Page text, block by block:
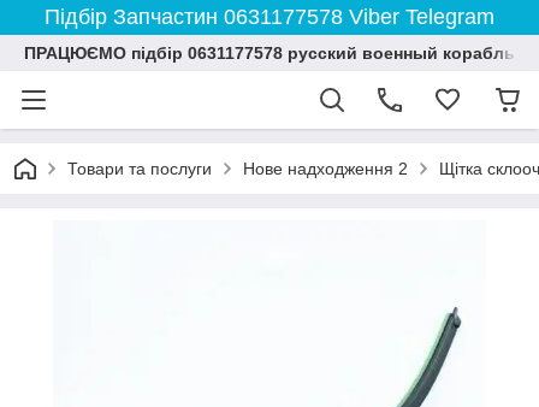
Підбір Запчастин 0631177578 Viber Telegram
ПРАЦЮЄМО підбір 0631177578 русский военный корабль
Товари та послуги Нове надходження 2 Щітка